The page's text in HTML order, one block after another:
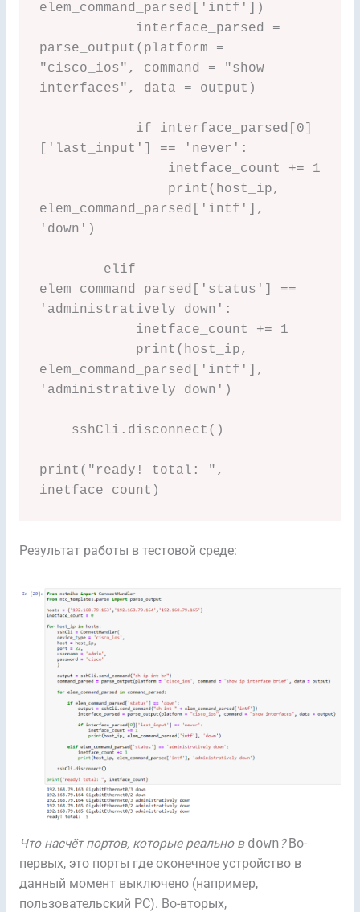
elem_command_parsed['intf'])
parse_output(platform =
"cisco_ios", command = "show
interfaces", data = output)
['last_input'] == 'never':
elem_command_parsed['intf'],
'down')
elem_command_parsed['status'] ==
'administratively down':
elem_command_parsed['intf'],
'administratively down')
print("ready! total: ",
inetface_count)
Результат работы в тестовой среде:
Что насчёт портов, которые реально в down ?Во-
первых, это порты где оконечное устройство в
данный момент выключено (например,
пользовательский PC). Во-вторых,